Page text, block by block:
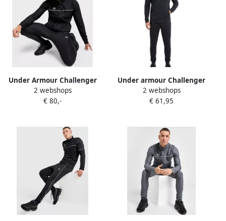
Under Armour Challenger
2.0 Tracksuit Zwart- Heren
Zwart
2 webshops
€ 80,-
Under armour Challenger
Training Tracksuit Heren
2 webshops
€ 61,95